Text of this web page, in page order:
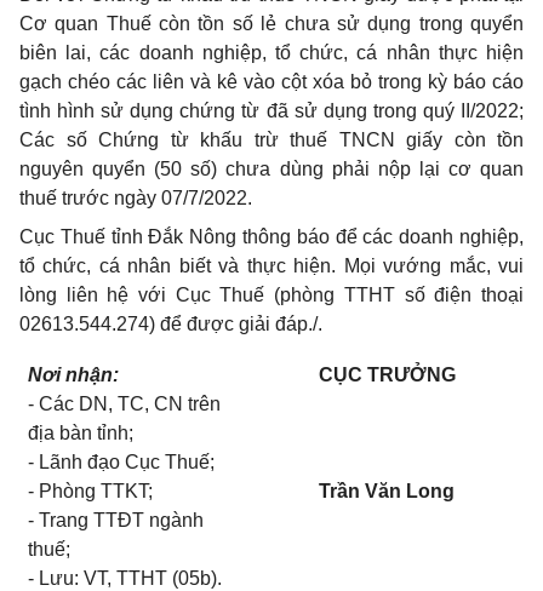
Cơ quan Thuế còn tồn số lẻ chưa sử dụng trong quyển
biên lai, các doanh nghiệp, tổ chức, cá nhân thực hiện
gạch chéo các liên và kê vào cột xóa bỏ trong kỳ báo cáo
tình hình sử dụng chứng từ đã sử dụng trong quý II/2022;
Các số Chứng từ khấu trừ thuế TNCN giấy còn tồn
nguyên quyển (50 số) chưa dùng phải nộp lại cơ quan
thuế trước ngày 07/7/2022.
Cục Thuế tỉnh Đắk Nông thông báo để các doanh nghiệp,
tổ chức, cá nhân biết và thực hiện. Mọi vướng mắc, vui
lòng liên hệ với Cục Thuế (phòng TTHT số điện thoại
02613.544.274) để được giải đáp./.
Nơi nhận:
- Các DN, TC, CN trên
địa bàn tỉnh;
- Lãnh đạo Cục Thuế;
- Phòng TTKT;
- Trang TTĐT ngành
thuế;
- Lưu: VT, TTHT (05b).
CỤC TRƯỞNG
Trần Văn Long